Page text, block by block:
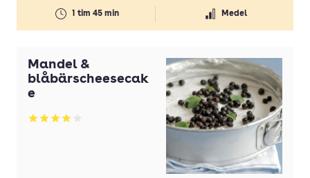
1 tim 45 min Medel
Mandel &
blåbärscheesecak
e
Betyg: 3.85 av 5